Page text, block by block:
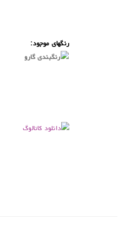
رنگهای موجود: